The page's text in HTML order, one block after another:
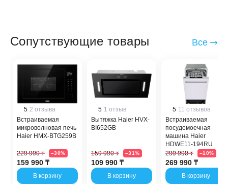
Сопутствующие товары Все
5 2 отзыва
Встраиваемая
микроволновая печь
Haier HMX-BTG259B
159 990 ₸
229 990 ₸ –30%
В корзину
5 1 отзыв
Вытяжка Haier HVX-
BI652GB
109 990 ₸
159 990 ₸ –31%
В корзину
5 11 отзывов
Встраиваемая
посудомоечная
машина Haier
HDWE11-194RU
269 990 ₸
299 990 ₸ –10%
В корзину